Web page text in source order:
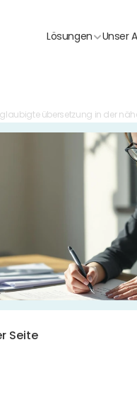
Lösungen Unser
übersetzung in der
Seite